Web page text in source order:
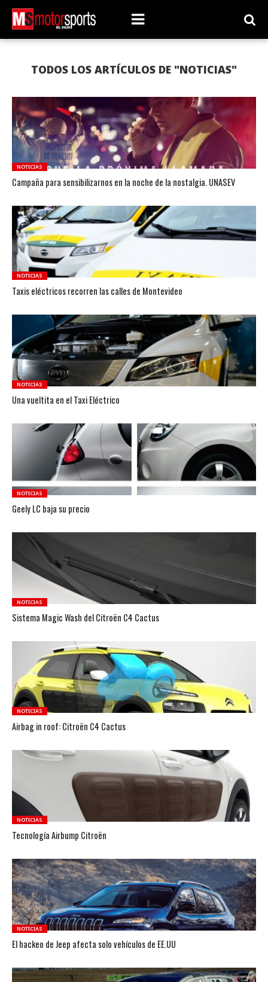
TODOS LOS ARTÍCULOS DE "NOTICIAS"
NOTICIAS
Campaña para sensibilizarnos en la noche de la nostalgia. UNASEV
NOTICIAS
Taxis eléctricos recorren las calles de Montevideo
NOTICIAS
Una vueltita en el Taxi Eléctrico
NOTICIAS
Geely LC baja su precio
NOTICIAS
Sistema Magic Wash del Citroën C4 Cactus
NOTICIAS
Airbag in roof: Citroën C4 Cactus
NOTICIAS
Tecnología Airbump Citroën
NOTICIAS
El hackeo de Jeep afecta solo vehículos de EE.UU